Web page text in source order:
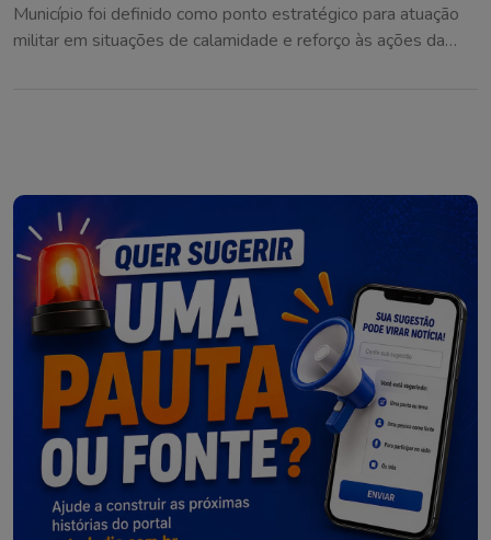
Município foi definido como ponto estratégico para atuação
militar em situações de calamidade e reforço às ações da